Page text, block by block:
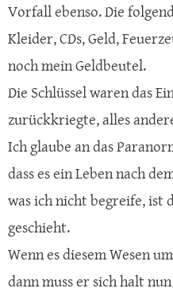
Vorfall ebenso. Die
Kleider, CDs, Geld,
noch mein Geldbeutel.
Die Schlüssel waren das
zurückkriegte, alles
Ich glaube an das
dass es ein Leben nach
was ich nicht begreife, ist
geschieht.
Wenn es diesem Wesen
dann muss er sich halt